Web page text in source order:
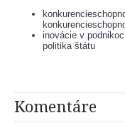
inovácie v
politika štátu
Komentáre